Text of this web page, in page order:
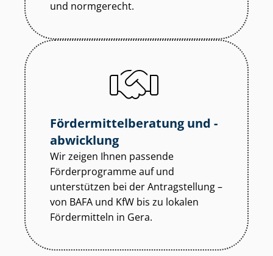
und normgerecht.
För­der­mit­tel­be­ra­tung und -
abwicklung
Wir zeigen Ihnen passende
Förderprogramme auf und
unterstützen bei der Antragstellung –
von BAFA und KfW bis zu lokalen
Fördermitteln in Gera.